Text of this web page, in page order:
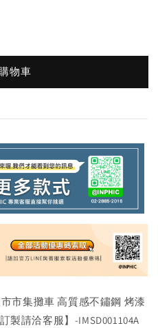
物車
市集攤車 高質感不鏽鋼 烤漆
製請洽客服】-IMSD001104A